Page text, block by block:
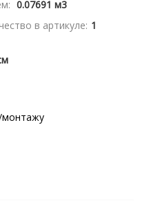
0.07691 м3
в артикуле: 1
монтажу